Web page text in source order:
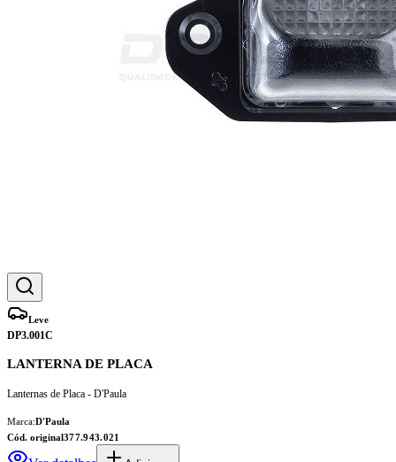
Leve
DP3.001C
LANTERNA DE PLACA
Lanternas de Placa - D'Paula
Marca:D'Paula
Cód. original377.943.021